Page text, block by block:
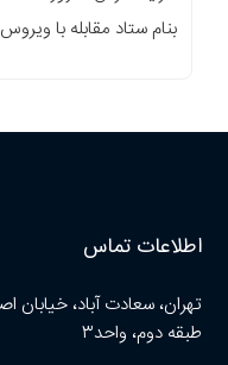
بنام ستاد مقابله با
اطلاعات تماس
طبقه دوم، واحد۳